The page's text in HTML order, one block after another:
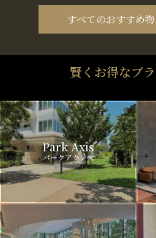
すべてのおすすめ
賢くお得なブ
Park Axis
パークアクシス